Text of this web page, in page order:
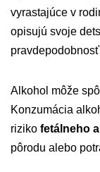
vyrastajúce v
opisujú svoje
Alkohol môže
Konzumácia
riziko fetálneho
pôrodu alebo